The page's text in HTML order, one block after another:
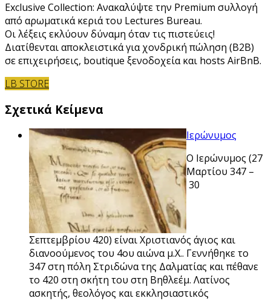
Exclusive Collection: Ανακαλύψτε την Premium συλλογή
από αρωματικά κεριά του Lectures Bureau.
Οι λέξεις εκλύουν δύναμη όταν τις πιστεύεις!
Διατίθενται αποκλειστικά για χονδρική πώληση (B2B)
σε επιχειρήσεις, boutique ξενοδοχεία και hosts AirBnB.
LB STORE
Σχετικά Κείμενα
Ιερώνυμος
Ο Ιερώνυμος (27
Μαρτίου 347 –
30
Σεπτεμβρίου 420) είναι Χριστιανός άγιος και
διανοούμενος του 4ου αιώνα μ.Χ.. Γεννήθηκε το
347 στη πόλη Στριδώνα της Δαλματίας και πέθανε
το 420 στη σκήτη του στη Βηθλεέμ. Λατίνος
ασκητής, θεολόγος και εκκλησιαστικός